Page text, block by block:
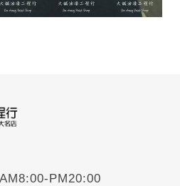
PM20:00